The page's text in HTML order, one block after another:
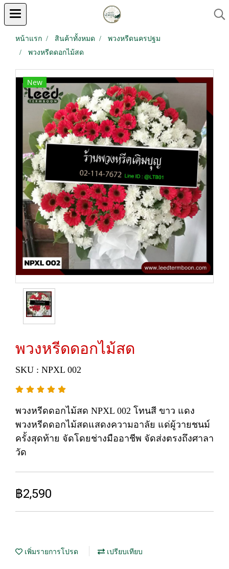
หน้าแรก สินค้าทั้งหมด
พวงหรีดนครปฐม
พวงหรีดดอกไม้สด
New
พวงหรีดดอกไม้สด
SKU : NPXL 002
พวงหรีดดอกไม้สด NPXL 002 โทนสี ขาว แดง
พวงหรีดดอกไม้สดแสดงความอาลัย แด่ผู้วายชนม์
ครั้งสุดท้าย จัดโดยช่างมืออาชีพ จัดส่งตรงถึงศาลา
วัด
฿2,590
เพิ่มรายการโปรด เปรียบเทียบ